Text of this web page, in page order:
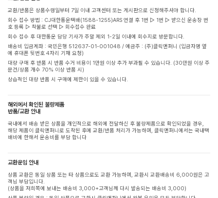
교환/반품은 상품수령일부터 7일 이내 고객센터 또는 게시판으로 신청해주셔야 합니다.
회수 접수 방법 : CJ대한통운택배(1588-1255)ARS 연결 후 1번 ▷ 1번 ▷ 받으신 운송장 번
호 등록 ▷ 착불로 선택 ▷ 회수접수 완료
회수 접수 후 대한통운 담당 기사가 주말 제외 1-2일 이내에 회수지로 방문합니다.
배송비 입금계좌 : 국민은행 512637-01-001048 / 예금주 : (주)클릭앤퍼니 (입금자명 옆
에 휴대폰 뒷번호 4자리 기재 요청)
대량 구매 후 반품 시 반품 수거 비용이 1만원 이상 추가 부과될 수 있습니다. (30만원 이상 주
문건/상품 개수 70% 이상 반품 시)
상습적인 대량 반품 시 구매에 제한이 있을 수 있습니다.
해외에서 확인된 불량제품
반품/교환 안내
국내에서 배송 받은 상품을 개인적으로 해외에 전달하신 후 불량제품으로 확인되었을 경우,
해당 제품이 클릭앤퍼니로 도착된 후에 교환/반품 처리가 가능하며, 클릭앤퍼니에서는 국내택
배비에 한해서 운송비를 부담 합니다
교환운임 안내
상품 교환은 동일 상품 또는 타 상품으로도 교환 가능하며, 교환시 교환배송비 6,000원은 고
객님 부담입니다.
(상품을 저희쪽에 보내는 배송비 3,000+고객님께 다시 발송되는 배송비 3,000)